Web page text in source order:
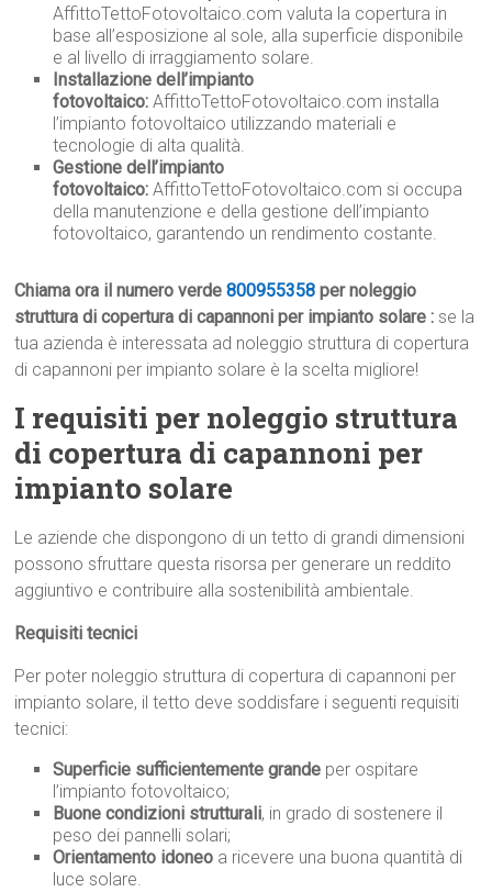
AffittoTettoFotovoltaico.com valuta la copertura in
base all’esposizione al sole, alla superficie disponibile
e al livello di irraggiamento solare.
Installazione dell’impianto
fotovoltaico: AffittoTettoFotovoltaico.com installa
l’impianto fotovoltaico utilizzando materiali e
tecnologie di alta qualità.
Gestione dell’impianto
fotovoltaico: AffittoTettoFotovoltaico.com si occupa
della manutenzione e della gestione dell’impianto
fotovoltaico, garantendo un rendimento costante.
Chiama ora il numero verde800955358 per noleggio
struttura di copertura di capannoni per impianto solare : se la
tua azienda è interessata ad noleggio struttura di copertura
di capannoni per impianto solare è la scelta migliore!
I requisiti per noleggio struttura
di copertura di capannoni per
impianto solare
Le aziende che dispongono di un tetto di grandi dimensioni
possono sfruttare questa risorsa per generare un reddito
aggiuntivo e contribuire alla sostenibilità ambientale.
Requisiti tecnici
Per poter noleggio struttura di copertura di capannoni per
impianto solare, il tetto deve soddisfare i seguenti requisiti
tecnici:
Superficie sufficientemente grande per ospitare
l’impianto fotovoltaico;
Buone condizioni strutturali, in grado di sostenere il
peso dei pannelli solari;
Orientamento idoneo a ricevere una buona quantità di
luce solare.